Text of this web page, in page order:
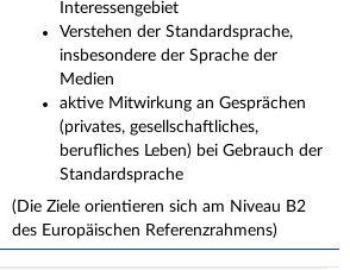
Interessengebiet
Verstehen der Standardsprache,
insbesondere der Sprache der
Medien
aktive Mitwirkung an Gesprächen
(privates, gesellschaftliches,
berufliches Leben) bei Gebrauch der
Standardsprache
(Die Ziele orientieren sich am Niveau B2
des Europäischen Referenzrahmens)